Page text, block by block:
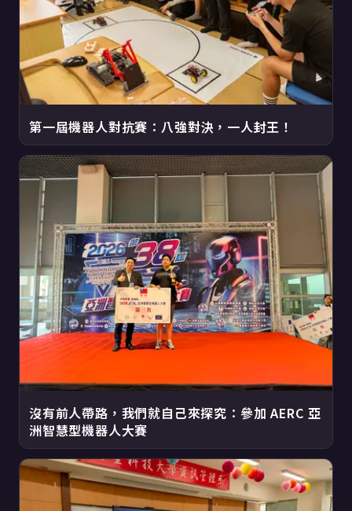
第一屆機器人對抗賽：八強對決，一人封王！
沒有前人帶路，我們就自己來探究：參加 AERC 亞
洲智慧型機器人大賽